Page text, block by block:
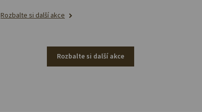
Rozbalte si další akce
Rozbalte si další akce